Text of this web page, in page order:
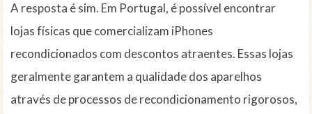
A resposta é sim. Em Portugal, é possível encontrar
lojas físicas que comercializam iPhones
recondicionados com descontos atraentes. Essas lojas
geralmente garantem a qualidade dos aparelhos
através de processos de recondicionamento rigorosos,